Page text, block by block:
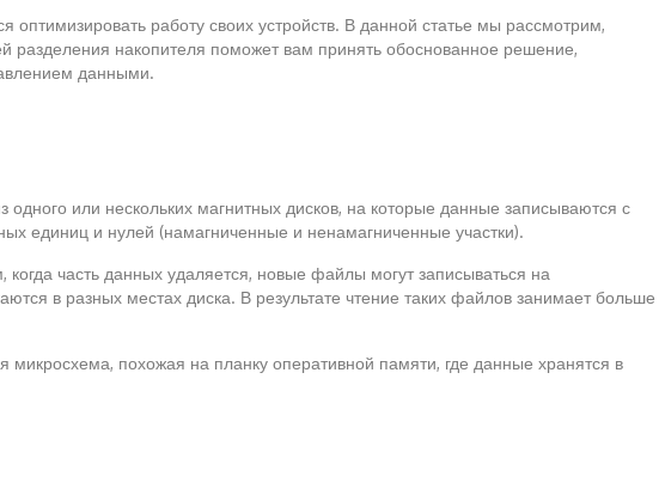
работу своих устройств. В данной статье мы рассмотрим,
накопителя поможет вам принять обоснованное решение,
данными.
или нескольких магнитных дисков, на которые данные записываются с
единиц и нулей (намагниченные и ненамагниченные участки).
часть данных удаляется, новые файлы могут записываться на
в разных местах диска. В результате чтение таких файлов занимает больше
похожая на планку оперативной памяти, где данные хранятся в